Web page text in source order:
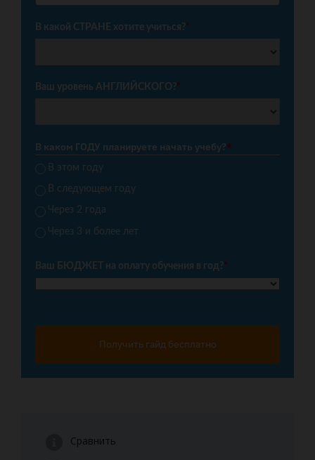
+7
В какой СТРАНЕ хотите учиться?*
Ваш уровень АНГЛИЙСКОГО?*
В каком ГОДУ планируете начать учебу?*
В этом году
В следующем году
Через 2 года
Через 3 и более лет
Ваш БЮДЖЕТ на оплату обучения в год?*
Получить гайд бесплатно
Сравнить